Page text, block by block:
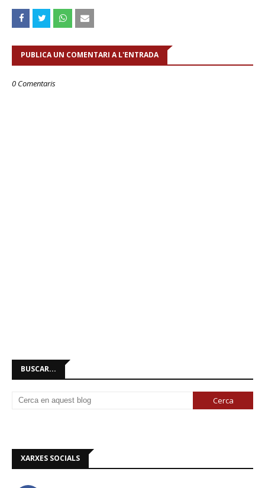
PUBLICA UN COMENTARI A L'ENTRADA
0 Comentaris
BUSCAR...
XARXES SOCIALS